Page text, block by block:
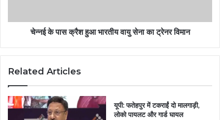
चेन्नई के पास क्रैश हुआ भारतीय वायु सेना का ट्रेनर विमान
Related Articles
यूपी: फतेहपुर में टकराईं दो मालगाड़ी,
लोको पायलट और गार्ड घायल